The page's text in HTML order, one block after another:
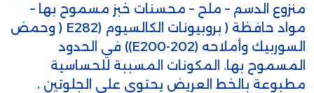
منزوع الدسم – ملح – محسنات خبز مسموح بها –
مواد حافظة ( بروبيونات الكالسيوم (E282 ( وحمض
السوربيك وأملاحه (E200-202)) في الحدود
المسموح بها. المكونات المسببة للحساسية
مطبوعة بالخط العريض يحتوى على الجلوتين ،